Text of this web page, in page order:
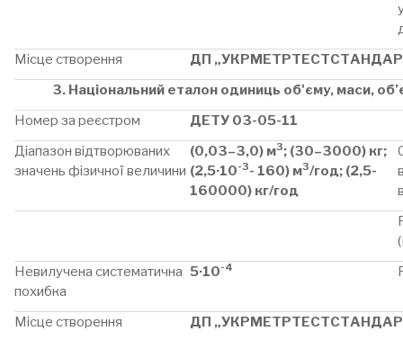
Місце створення
ДП
3. Національний еталон одиниць об'єму, маси,
Номер за реєстром
ДЕТУ 03-05-11
Діапазон відтворюваних
значень фізичної величини
(0,03–3,0) м3; (30–3000) кг;
(2,5·10-3- 160) м3/год; (2,5-
160000) кг/год
Невилучена систематична
похибка
5·10-4
Місце створення
ДП